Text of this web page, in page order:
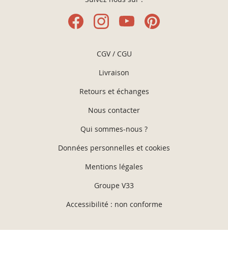
CGV / CGU
Livraison
Retours et échanges
Nous contacter
Qui sommes-nous ?
Données personnelles et cookies
Mentions légales
Groupe V33
Accessibilité : non conforme